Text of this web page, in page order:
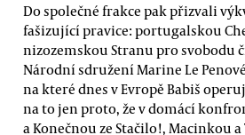
Do společné frakce pak přizvali
fašizující pravice: portugalskou
nizozemskou Stranu pro svobodu
Národní sdružení Marine Le
na které dnes v Evropě Babiš
na to jen proto, že v domácí
a Konečnou ze Stačilo!, Macinkou